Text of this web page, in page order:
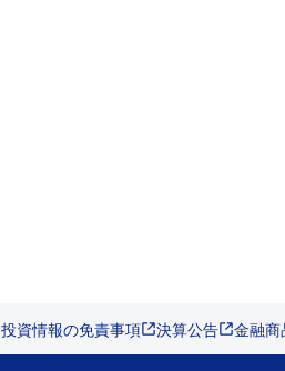
投資情報の免責事項 決算公告 金融